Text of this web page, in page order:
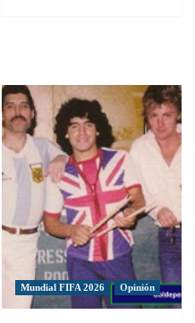
ganó
en
apretado
duelo
ante
San
Judas
FC
Mundial FIFA 2026 Opinión